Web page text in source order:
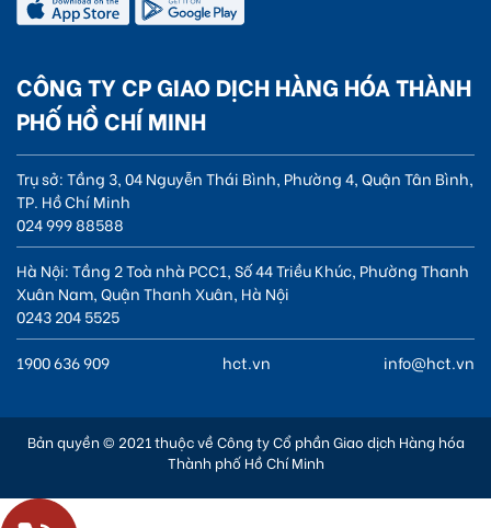
CÔNG TY CP GIAO DỊCH HÀNG HÓA THÀNH
PHỐ HỒ CHÍ MINH
Trụ sở: Tầng 3, 04 Nguyễn Thái Bình, Phường 4, Quận Tân Bình,
TP. Hồ Chí Minh
024 999 88588
Hà Nội: Tầng 2 Toà nhà PCC1, Số 44 Triều Khúc, Phường Thanh
Xuân Nam, Quận Thanh Xuân, Hà Nội
0243 204 5525
1900 636 909
hct.vn info@hct.vn
Bản quyền © 2021 thuộc về Công ty Cổ phần Giao dịch Hàng hóa
Thành phố Hồ Chí Minh